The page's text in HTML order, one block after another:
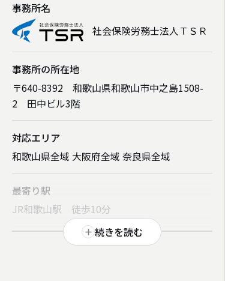
事務所名
社会保険労務士法人ＴＳＲ
事務所の所在地
〒640-8392 和歌山県和歌山市中之島1508-
2 田中ビル3階
対応エリア
和歌山県全域 大阪府全域 奈良県全域
最寄り駅
JR和歌山駅 徒歩10分
続きを読む